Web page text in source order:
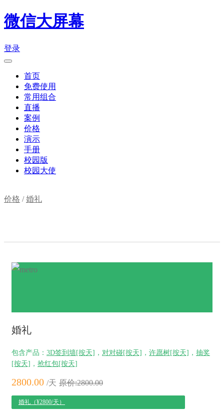
微信大屏幕
登录
首页
免费使用
常用组合
直播
案例
价格
演示
手册
校园版
校园大使
价格 /婚礼
婚礼
包含产品： 3D签到墙[按天] ， 对对碰[按天] ， 许愿树[按天] ， 抽奖
[按天] ， 抢红包[按天]
2800.00 /天 原价:2800.00
婚礼（¥2800/天）